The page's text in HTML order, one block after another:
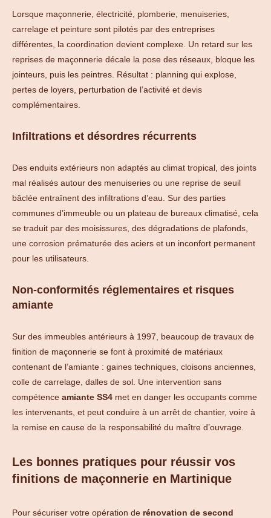
Lorsque maçonnerie, électricité, plomberie, menuiseries,
carrelage et peinture sont pilotés par des entreprises
différentes, la coordination devient complexe. Un retard sur les
reprises de maçonnerie décale la pose des réseaux, bloque les
jointeurs, puis les peintres. Résultat : planning qui explose,
pertes de loyers, perturbation de l’activité et devis
complémentaires.
Infiltrations et désordres récurrents
Des enduits extérieurs non adaptés au climat tropical, des joints
mal réalisés autour des menuiseries ou une reprise de seuil
bâclée entraînent des infiltrations d’eau. Sur des parties
communes d’immeuble ou un plateau de bureaux climatisé, cela
se traduit par des moisissures, des dégradations de plafonds,
une corrosion prématurée des aciers et un inconfort permanent
pour les utilisateurs.
Non-conformités réglementaires et risques
amiante
Sur des immeubles antérieurs à 1997, beaucoup de travaux de
finition de maçonnerie se font à proximité de matériaux
contenant de l’amiante : gaines techniques, cloisons anciennes,
colle de carrelage, dalles de sol. Une intervention sans
compétence amiante SS4 met en danger les occupants comme
les intervenants, et peut conduire à un arrêt de chantier, voire à
la remise en cause de la responsabilité du maître d’ouvrage.
Les bonnes pratiques pour réussir vos
finitions de maçonnerie en Martinique
Pour sécuriser votre opération de rénovation de second